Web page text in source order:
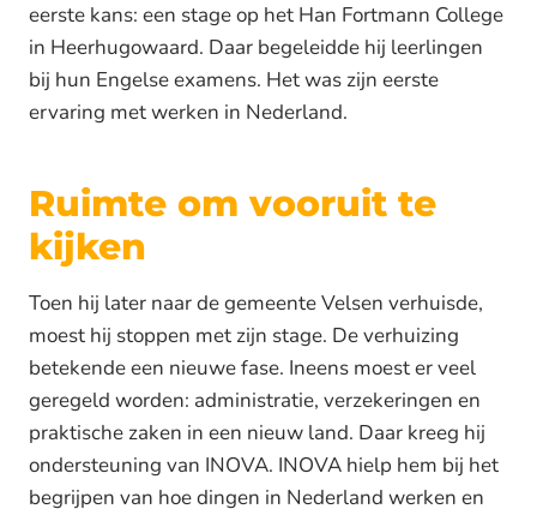
eerste kans: een stage op het Han Fortmann College
in Heerhugowaard. Daar begeleidde hij leerlingen
bij hun Engelse examens. Het was zijn eerste
ervaring met werken in Nederland.
Ruimte om vooruit te
kijken
Toen hij later naar de gemeente Velsen verhuisde,
moest hij stoppen met zijn stage. De verhuizing
betekende een nieuwe fase. Ineens moest er veel
geregeld worden: administratie, verzekeringen en
praktische zaken in een nieuw land. Daar kreeg hij
ondersteuning van INOVA. INOVA hielp hem bij het
begrijpen van hoe dingen in Nederland werken en